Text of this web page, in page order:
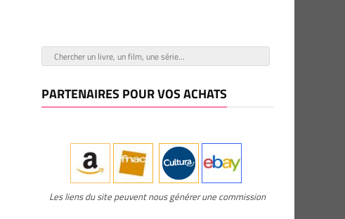
PARTENAIRES POUR VOS ACHATS
Les liens du site peuvent nous générer une commission